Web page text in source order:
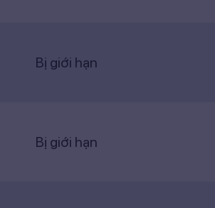
Bị giới hạn
Bị giới hạn